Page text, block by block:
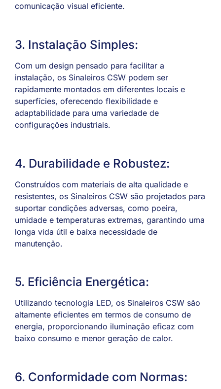
comunicação visual eficiente.
3. Instalação Simples:
Com um design pensado para facilitar a
instalação, os Sinaleiros CSW podem ser
rapidamente montados em diferentes locais e
superfícies, oferecendo flexibilidade e
adaptabilidade para uma variedade de
configurações industriais.
4. Durabilidade e Robustez:
Construídos com materiais de alta qualidade e
resistentes, os Sinaleiros CSW são projetados para
suportar condições adversas, como poeira,
umidade e temperaturas extremas, garantindo uma
longa vida útil e baixa necessidade de
manutenção.
5. Eficiência Energética:
Utilizando tecnologia LED, os Sinaleiros CSW são
altamente eficientes em termos de consumo de
energia, proporcionando iluminação eficaz com
baixo consumo e menor geração de calor.
6. Conformidade com Normas: